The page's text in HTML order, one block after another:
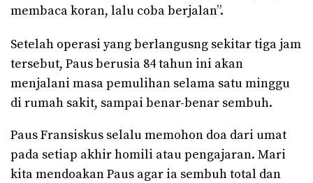
membaca koran, lalu coba berjalan”.
Setelah operasi yang berlangusng sekitar tiga jam
tersebut, Paus berusia 84 tahun ini akan
menjalani masa pemulihan selama satu minggu
di rumah sakit, sampai benar-benar sembuh.
Paus Fransiskus selalu memohon doa dari umat
pada setiap akhir homili atau pengajaran. Mari
kita mendoakan Paus agar ia sembuh total dan